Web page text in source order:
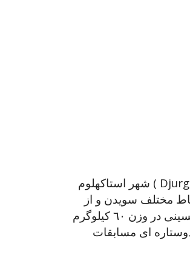
بتاریخ 22 فبروری 2020 مسابقات بوکس در کلپ ورزشی بوکس یورگودین (Djurgården ) شهر استاكهلوم
مختلف سويدن و از
جمله دو بوکسر افغان هریکی روح اله يوسفى در وزن ٦٠ كيلوگرم ایليت و شبير حسينى در وزن ٦٠ كيلوگرم
ای مسابقات